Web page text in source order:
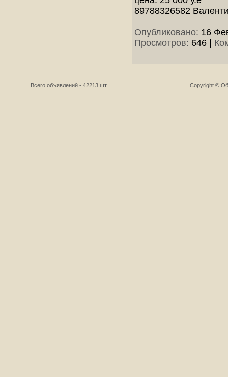
89788326582
Опубликовано: 16
Просмотров: 646
Всего объявлений - 42213 шт. Copyright ©